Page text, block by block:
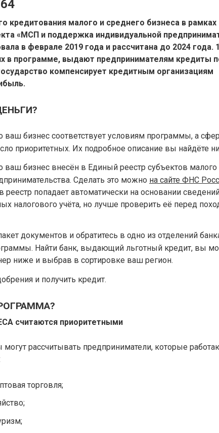
кредитования малого и среднего бизнеса в рамках
«МСП и поддержка индивидуальной
в феврале 2019 года и рассчитана до 2024 года.
в программе, выдают предпринимателям кредиты
компенсирует кредитным организациям
ваш бизнес соответствует условиям программы, а
приоритетных. Их подробное описание вы найдёте
ваш бизнес внесён в Единый реестр субъектов малого
Сделать это можно на сайте ФНС
реестр попадает автоматически на основании
налогового учёта, но лучше проверить её перед
документов и обратитесь в одно из отделений
Найти банк, выдающий льготный кредит, вы
ниже и выбрав в сортировке ваш регион.
и получить кредит.
считаются приоритетными
рассчитывать предприниматели, которые
торговля;